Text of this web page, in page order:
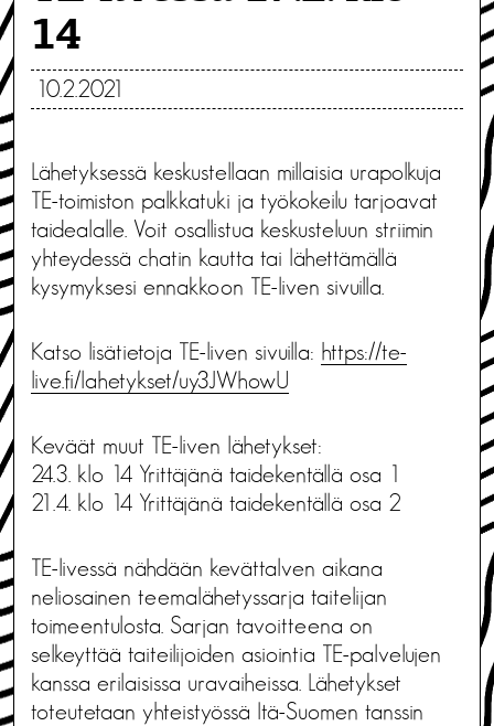
14
10.2.2021
Lähetyksessä keskustellaan millaisia urapolkuja
TE-toimiston palkkatuki ja työkokeilu tarjoavat
taidealalle. Voit osallistua keskusteluun striimin
yhteydessä chatin kautta tai lähettämällä
kysymyksesi ennakkoon TE-liven sivuilla.
Katso lisätietoja TE-liven sivuilla: https://te-
live.fi/lahetykset/uy3JWhowU
Keväät muut TE-liven lähetykset:
24.3. klo 14 Yrittäjänä taidekentällä osa 1
21.4. klo 14 Yrittäjänä taidekentällä osa 2
TE-livessä nähdään kevättalven aikana
neliosainen teemalähetyssarja taitelijan
toimeentulosta. Sarjan tavoitteena on
selkeyttää taiteilijoiden asiointia TE-palvelujen
kanssa erilaisissa uravaiheissa. Lähetykset
toteutetaan yhteistyössä Itä-Suomen tanssin